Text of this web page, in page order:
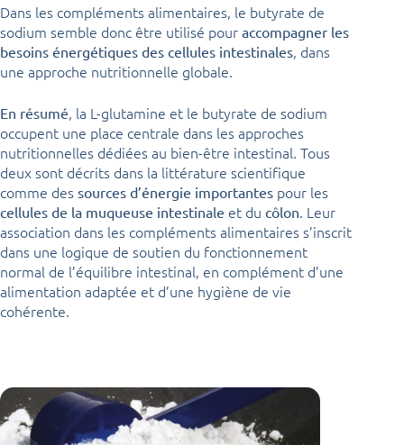
Dans les compléments alimentaires, le butyrate de
sodium semble donc être utilisé pour accompagner les
besoins énergétiques des cellules intestinales, dans
une approche nutritionnelle globale.
En résumé, la L-glutamine et le butyrate de sodium
occupent une place centrale dans les approches
nutritionnelles dédiées au bien-être intestinal. Tous
deux sont décrits dans la littérature scientifique
comme des sources d’énergie importantes pour les
cellules de la muqueuse intestinale et du côlon. Leur
association dans les compléments alimentaires s’inscrit
dans une logique de soutien du fonctionnement
normal de l’équilibre intestinal, en complément d’une
alimentation adaptée et d’une hygiène de vie
cohérente.